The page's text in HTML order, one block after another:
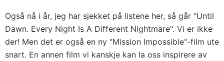
Også nå i år, jeg har sjekket på listene her, så går "Until
Dawn. Every Night Is A Different Nightmare". Vi er ikke
der! Men det er også en ny "Mission Impossible"-film ute
snart. En annen film vi kanskje kan la oss inspirere av